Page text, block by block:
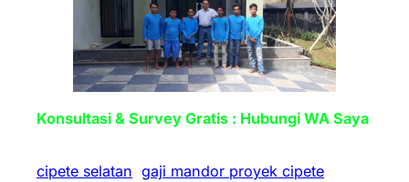
Konsultasi & Survey Gratis : Hubungi WA Saya
cipete selatan gaji mandor proyek cipete